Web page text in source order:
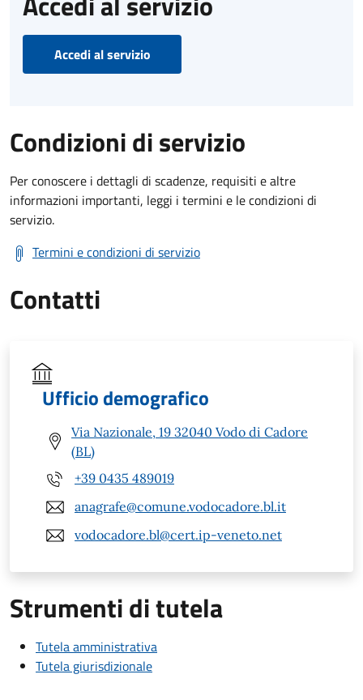
Accedi al servizio
Condizioni di servizio
Per conoscere i dettagli di scadenze, requisiti e altre
informazioni importanti, leggi i termini e le condizioni di
servizio.
Termini e condizioni di servizio
Contatti
Ufficio demografico
Via Nazionale, 19 32040 Vodo di Cadore
(BL)
+39 0435 489019
anagrafe@comune.vodocadore.bl.it
vodocadore.bl@cert.ip-veneto.net
Strumenti di tutela
Tutela amministrativa
Tutela giurisdizionale